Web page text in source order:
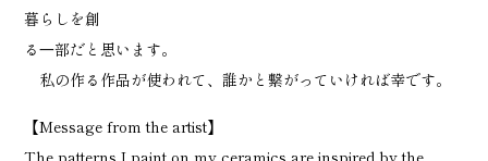
暮らしを創
る⼀部だと思います。
私の作る作品が使われて、誰かと繋がっていければ幸です。
【Message from the artist】
The patterns I paint on my ceramics are inspired by the